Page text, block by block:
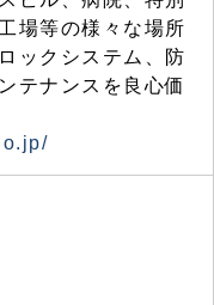
場等の様々な場所
ックシステム、防
テナンスを良心価